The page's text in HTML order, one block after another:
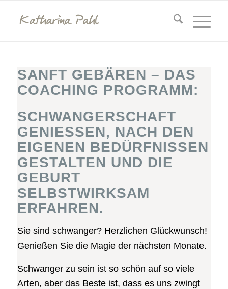
SANFT GEBÄREN – DAS
COACHING PROGRAMM:
SCHWANGERSCHAFT
GENIESSEN, NACH DEN E
IGENEN BEDÜRFNISSEN G
ESTALTEN UND DIE G
EBURT S
ELBSTWIRKSAM E
RFAHREN.
Sie sind schwanger? Herzlichen Glückwunsch!
Genießen Sie die Magie der nächsten Monate.
Schwanger zu sein ist so schön auf so viele
Arten, aber das Beste ist, dass es uns zwingt